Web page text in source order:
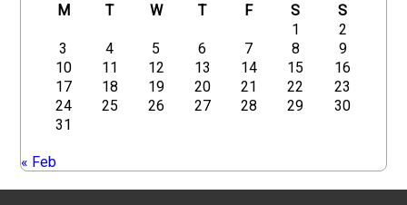
M T W T F S
S
1
2
3
4 5 6 7 8
9
10
11 12 13 14 15
16
17
18 19 20 21 22
23
24
25 26 27 28 29
30
31
« Feb